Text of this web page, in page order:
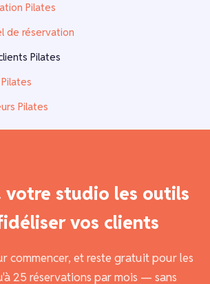
Pilates
de réservation
Pilates
Pilates
votre studio les outils
vos clients
commencer, et reste gratuit pour les
25 réservations par mois — sans